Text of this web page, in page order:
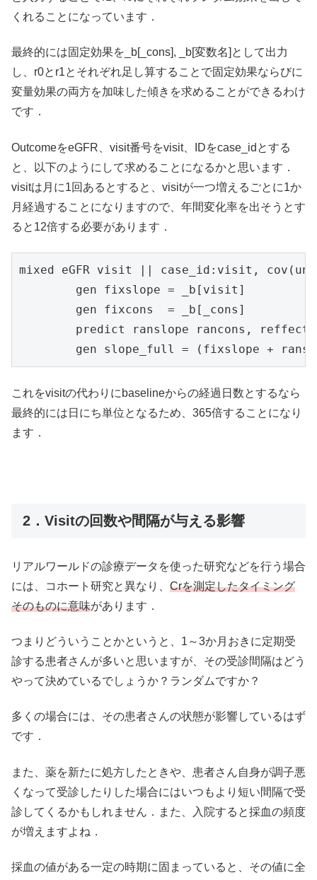
くれることになっています．
最終的には固定効果を_b[_cons], _b[変数名]として出力
し、r0とr1とそれぞれ足し算することで固定効果ならびに
変量効果の両方を加味した傾きを求めることができるわけ
です．
OutcomeをeGFR、visit番号をvisit、IDをcase_idとする
と、以下のようにして求めることになるかと思います．
visitは月に1回あるとすると、visitが一つ増えるごとに1か
月経過することになりますので、年間変化率を出そうとす
ると12倍する必要があります．
mixed eGFR visit || case_id:visit,
gen slope_full = (fixslope +
これをvisitの代わりにbaselineからの経過日数とするなら
最終的には日にち単位となるため、365倍することになり
ます．
2．Visitの回数や間隔が与える影響
リアルワールドの診療データを使った研究などを行う場合
には、コホート研究と異なり、 Crを測定したタイミング
そのものに意味があります．
つまりどういうことかというと、1～3か月おきに定期受
診する患者さんが多いと思いますが、その受診間隔はどう
やって決めているでしょうか？ランダムですか？
多くの場合には、その患者さんの状態が影響しているはず
です．
また、薬を新たに処方したときや、患者さん自身が調子悪
くなって受診したりした場合にはいつもより短い間隔で受
診してくるかもしれません．また、入院すると採血の頻度
が増えますよね．
採血の値がある一定の時期に固まっていると、その値に全